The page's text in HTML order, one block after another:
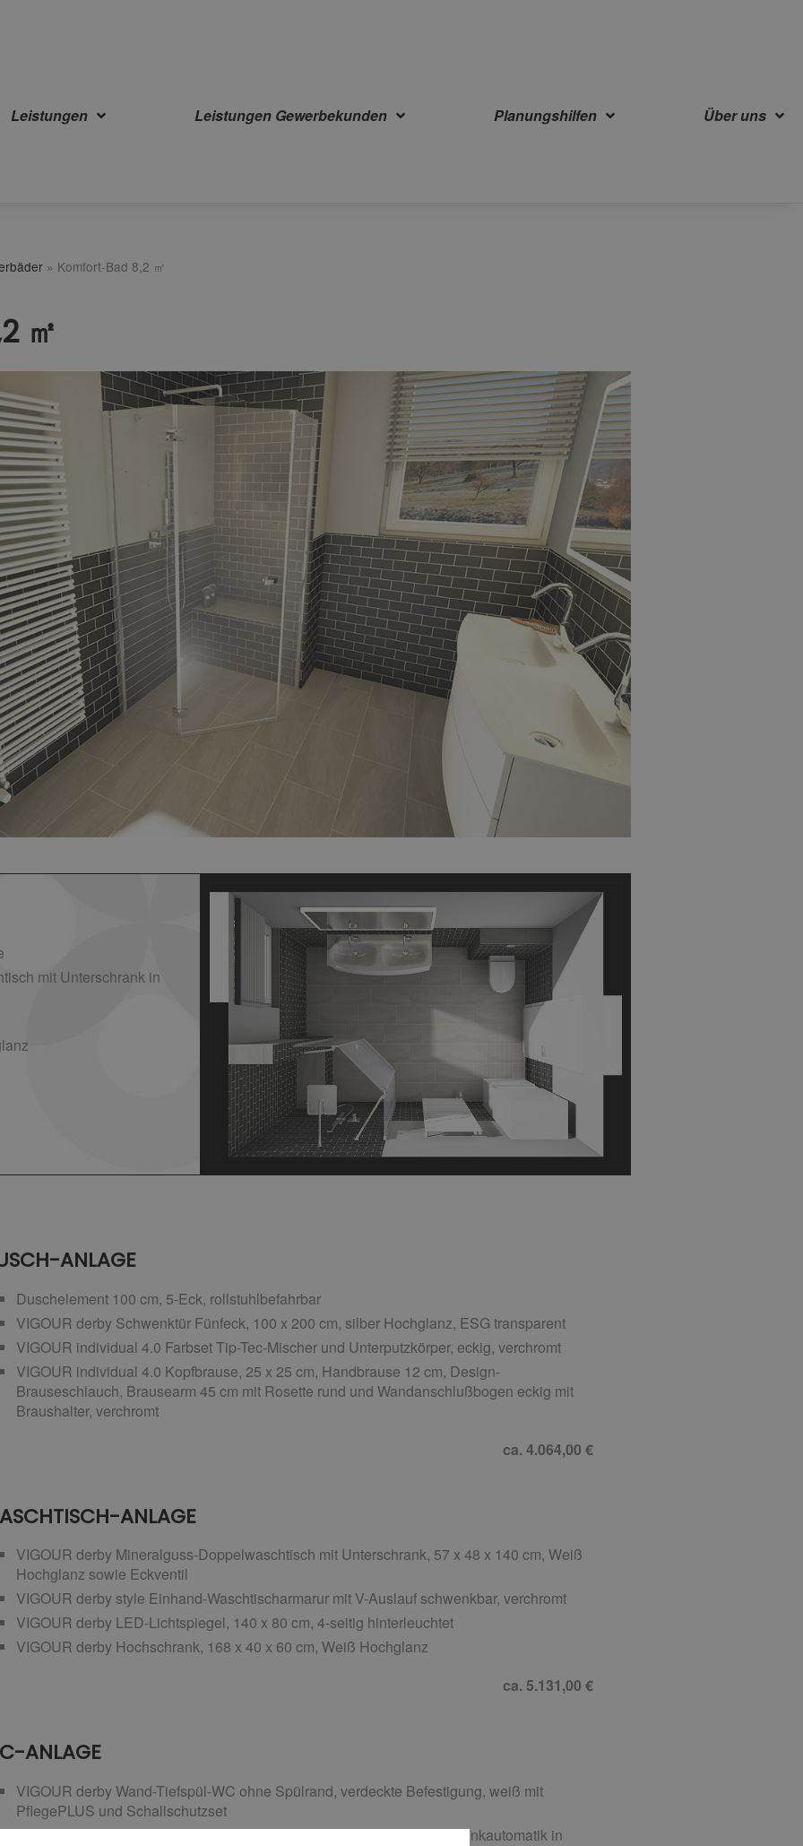
Leistungen Leistungen Gewerbekunden Planungshilfen Über uns
» Komfort-Bad 8,2 ㎡
㎡
mit Unterschrank in
ANLAGE
Duschelement 100 cm, 5-Eck, rollstuhlbefahrbar
VIGOUR derby Schwenktür Fünfeck, 100 x 200 cm, silber Hochglanz, ESG transparent
VIGOUR individual 4.0 Farbset Tip-Tec-Mischer und Unterputzkörper, eckig, verchromt
VIGOUR individual 4.0 Kopfbrause, 25 x 25 cm, Handbrause 12 cm, Design-
Brauseschlauch, Brausearm 45 cm mit Rosette rund und Wandanschlußbogen eckig mit
Braushalter, verchromt
ca. 4.064,00 €
ANLAGE
VIGOUR derby Mineralguss-Doppelwaschtisch mit Unterschrank, 57 x 48 x 140 cm, Weiß
Hochglanz sowie Eckventil
VIGOUR derby style Einhand-Waschtischarmarur mit V-Auslauf schwenkbar, verchromt
VIGOUR derby LED-Lichtspiegel, 140 x 80 cm, 4-seitig hinterleuchtet
VIGOUR derby Hochschrank, 168 x 40 x 60 cm, Weiß Hochglanz
ca. 5.131,00 €
ANLAGE
VIGOUR derby Wand-Tiefspül-WC ohne Spülrand, verdeckte Befestigung, weiß mit
PflegePLUS und Schallschutzset
VIGOUR derby WC-Sitz mit abnehmbaren Edelstahlscharnier und Absenkautomatik in